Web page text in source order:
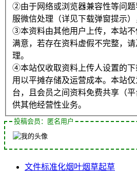
②由于网络或浏览器兼容性等问
服微信处理（详见下载弹窗提示）
③本资料由其他用户上传，本站不
满意，若存在资料虚假不完整，
理。
④本站仅收取资料上传人设置的下
用以平摊存储及运营成本。本站
台，且会员之间资料免费共享（
供其他经营性业务。
投稿会员：匿名用户
文件标准化烟叶烟草起草